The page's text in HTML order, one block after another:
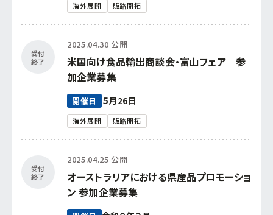
海外展開 販路開拓
受付
終了
2025.04.30 公開
米国向け食品輸出商談会・富山フェア 参
加企業募集
開催日 ５月26日
海外展開 販路開拓
受付
終了
2025.04.25 公開
オーストラリアにおける県産品プロモーショ
ン 参加企業募集